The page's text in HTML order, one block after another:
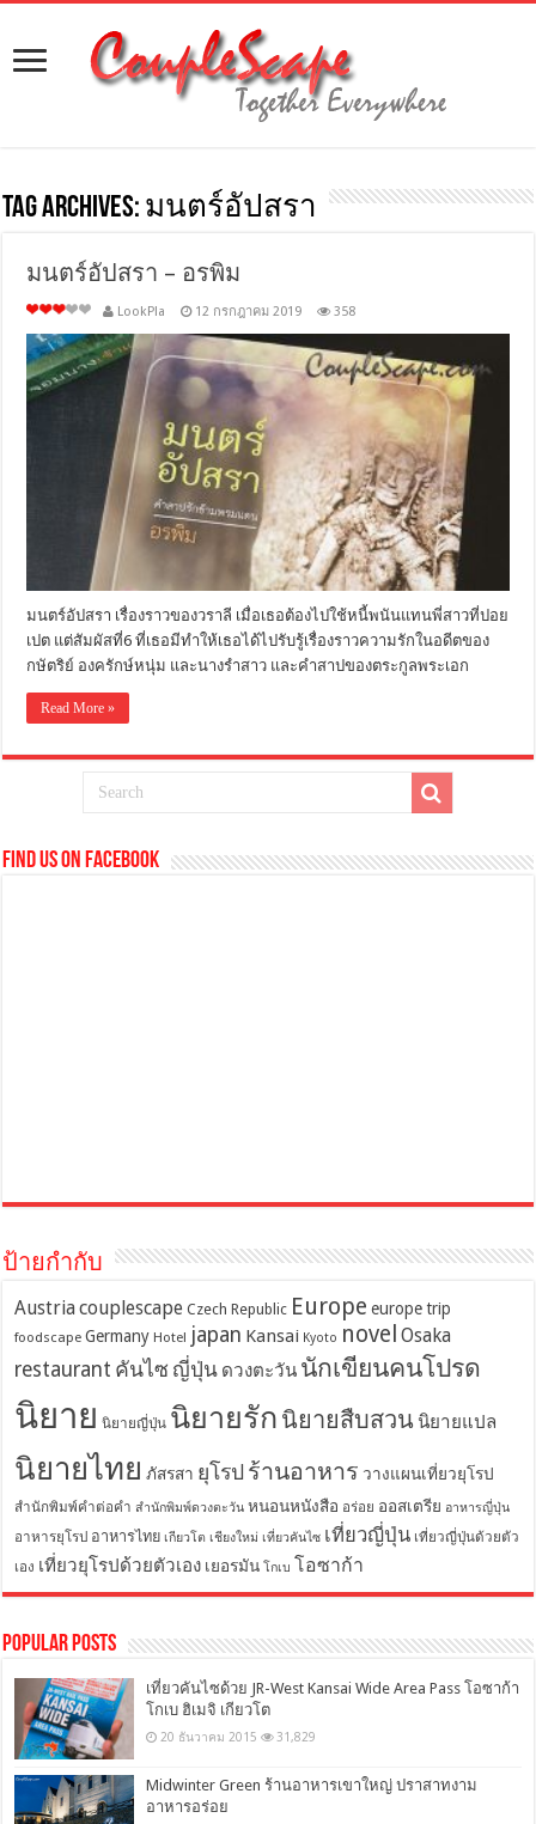
Tag Archives: มนตร์อัปสรา
มนตร์อัปสรา – อรพิม
LookPla 12 กรกฎาคม 2019 358
มนตร์อัปสรา เรื่องราวของวราลี เมื่อเธอต้องไปใช้หนี้พนันแทนพี่สาวที่ปอย
เปต แต่สัมผัสที่6 ที่เธอมีทำให้เธอได้ไปรับรู้เรื่องราวความรักในอดีตของ
กษัตริย์ องครักษ์หนุ่ม และนางรำสาว และคำสาปของตระกูลพระเอก
Read More »
Find us on Facebook
ป้ายกำกับ
Austriacouplescape Czech Republic Europe europe trip
foodscape Germany Hotel japan Kansai Kyoto novel Osaka
restaurant คันไซ ญี่ปุ่น ดวงตะวัน นักเขียนคนโปรด
นิยาย นิยายญี่ปุ่น นิยายรัก นิยายสืบสวน นิยายแปล
นิยายไทย ภัสรสา ยุโรป ร้านอาหาร วางแผนเที่ยวยุโรป
สำนักพิมพ์คำต่อคำ สำนักพิมพ์ดวงตะวัน หนอนหนังสือ อร่อย ออสเตรีย อาหารญี่ปุ่น
อาหารยุโรป อาหารไทย เกียวโต เชียงใหม่ เที่ยวคันไซ เที่ยวญี่ปุ่น เที่ยวญี่ปุ่นด้วยตัว
เอง เที่ยวยุโรปด้วยตัวเอง เยอรมัน โกเบ โอซาก้า
Popular Posts
เที่ยวคันไซด้วย JR-West Kansai Wide Area Pass โอซาก้า
โกเบ ฮิเมจิ เกียวโต
20 ธันวาคม 2015 31,829
Midwinter Green ร้านอาหารเขาใหญ่ ปราสาทงาม
อาหารอร่อย